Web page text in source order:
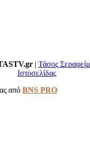
| Τάσος Σεραφείμ
Ιστοσελίδας
από BNS PRO